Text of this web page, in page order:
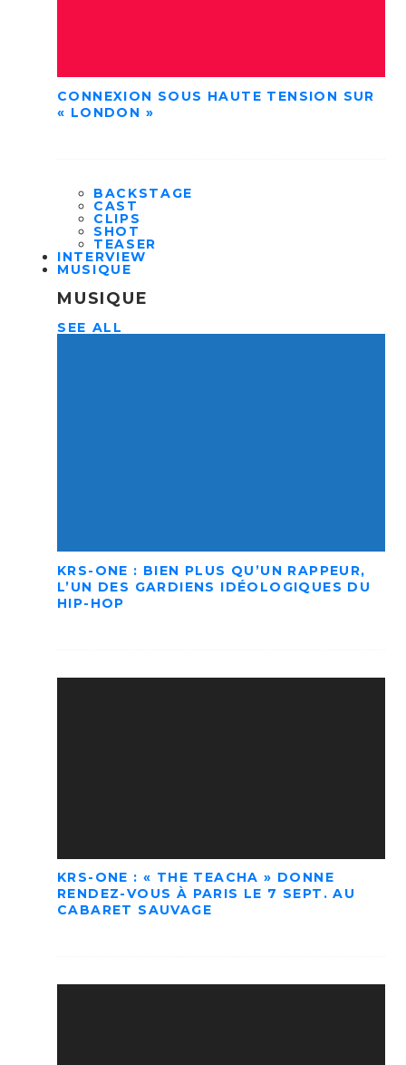
CONNEXION SOUS HAUTE TENSION SUR
« LONDON »
BACKSTAGE
CAST
CLIPS
SHOT
TEASER
INTERVIEW
MUSIQUE
MUSIQUE
SEE ALL
KRS-ONE : BIEN PLUS QU’UN RAPPEUR,
L’UN DES GARDIENS IDÉOLOGIQUES DU
HIP-HOP
KRS-ONE : « THE TEACHA » DONNE
RENDEZ-VOUS À PARIS LE 7 SEPT. AU
CABARET SAUVAGE